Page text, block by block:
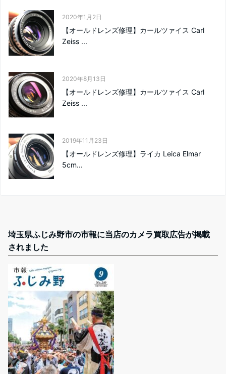
2020年1月2日
【オールドレンズ修理】カールツァイス Carl
Zeiss ...
2020年8月13日
【オールドレンズ修理】カールツァイス Carl
Zeiss ...
2019年11月23日
【オールドレンズ修理】ライカ Leica Elmar
5cm...
埼玉県ふじみ野市の市報に当店のカメラ買取広告が掲載
されました